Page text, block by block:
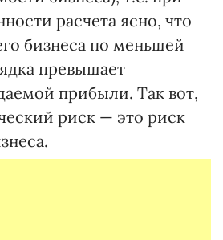
расчета ясно, что
бизнеса по меньшей
превышает
прибыли. Так вот,
риск — это риск